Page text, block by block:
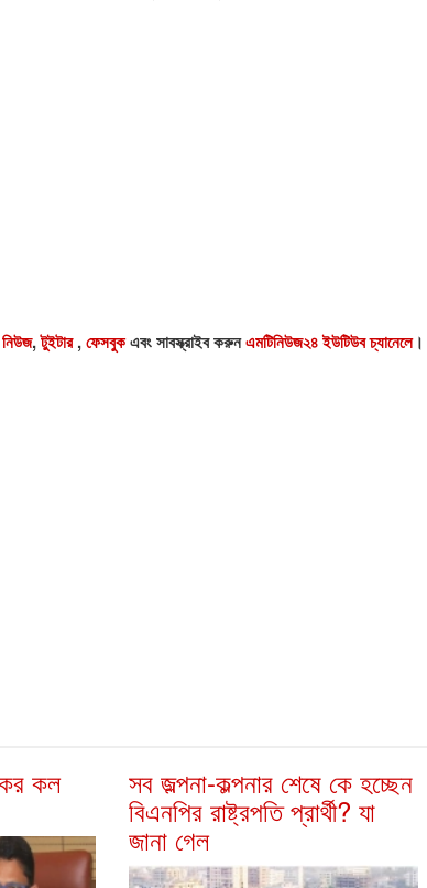
,টুইটার,ফেসবুকএবং সাবস্ক্রাইব করুনএমটিনিউজ২৪ ইউটিউব চ্যানেলে।
কল সব জল্পনা-কল্পনার শেষে কে হচ্ছেন
বিএনপির রাষ্ট্রপতি প্রার্থী? যা
জানা গেল